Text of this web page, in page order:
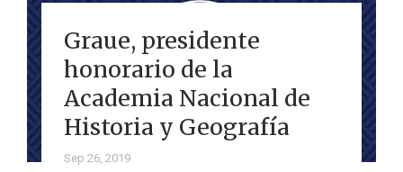
Graue, presidente
honorario de la
Academia Nacional de
Historia y Geografía
Sep 26, 2019